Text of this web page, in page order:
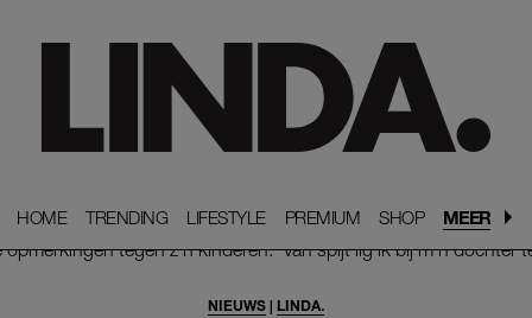
HOME
HOME TRENDING
TRENDING LIFESTYLE
LIFESTYLE PREMIUM
PREMIUM SHOP
SHOP MEER
NIEUWS | LINDA.